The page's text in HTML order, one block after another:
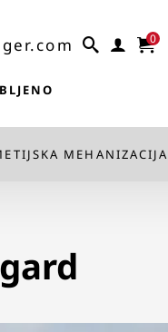
0
MEHANIZACIJA